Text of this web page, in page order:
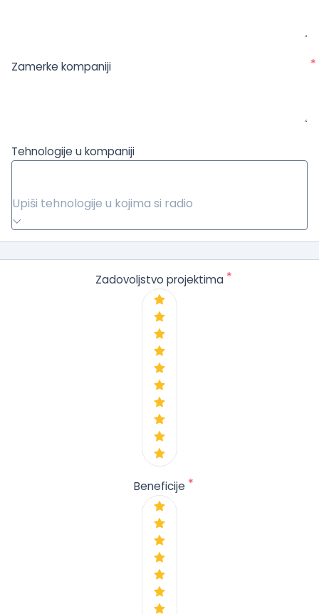
Zamerke kompaniji *
Tehnologije u kompaniji
Upiši tehnologije u kojima si radio
Zadovoljstvo projektima *
Beneficije *